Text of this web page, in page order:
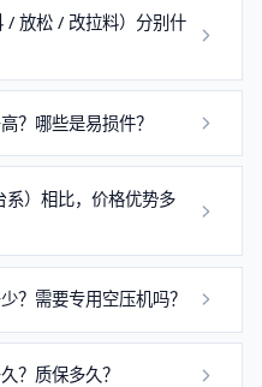
/ 放松 / 改拉料）分别什
？哪些是易损件？
）相比，价格优势多
？需要专用空压机吗？
？质保多久？